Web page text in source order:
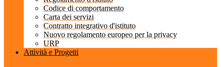
Codice di comportamento
Carta dei servizi
Contratto integrativo d'istituto
Nuovo regolamento europeo per la privacy
URP
Attività e Progetti